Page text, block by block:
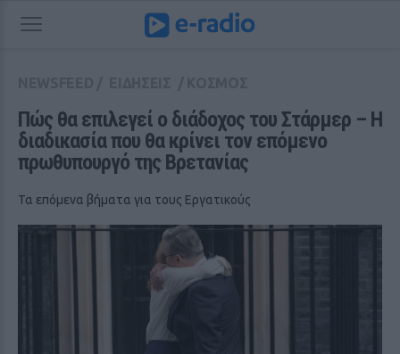
Πώς θα επιλεγεί ο διάδοχος του Στάρμερ – Η
διαδικασία που θα κρίνει τον επόμενο
πρωθυπουργό της Βρετανίας
Τα επόμενα βήματα για τους Εργατικούς